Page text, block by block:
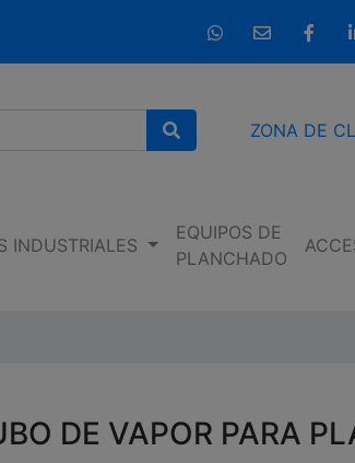
633 237 654
Buscar
ZONA DE
INDUSTRIALES
EQUIPOS DE
PLANCHADO
DE VAPOR PARA